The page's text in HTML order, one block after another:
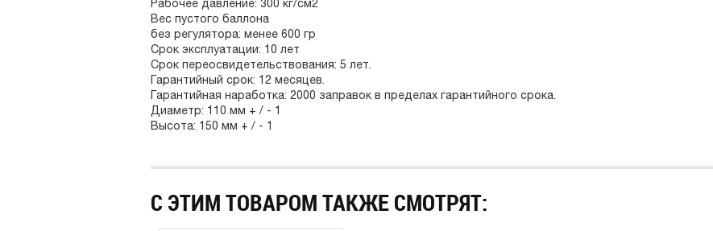
Рабочее давление: 300 кг/см2
Вес пустого баллона
без регулятора: менее 600 гр
Срок эксплуатации: 10 лет
Срок переосвидетельствования: 5 лет.
Гарантийный срок: 12 месяцев.
Гарантийная наработка: 2000 заправок в пределах гарантийного срока.
Диаметр: 110 мм + / - 1
Высота: 150 мм + / - 1
С ЭТИМ ТОВАРОМ ТАКЖЕ СМОТРЯТ: